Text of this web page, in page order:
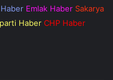
Emlak Haber Sakarya
Haber CHP Haber